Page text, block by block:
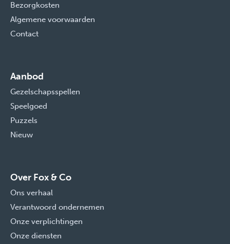
Bezorgkosten
Algemene voorwaarden
Contact
Aanbod
Gezelschapsspellen
Speelgoed
Puzzels
Nieuw
Over Fox & Co
Ons verhaal
Verantwoord ondernemen
Onze verplichtingen
Onze diensten